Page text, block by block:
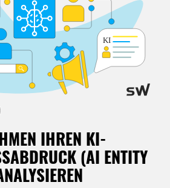
IHREN KI-
(AI ENTITY F